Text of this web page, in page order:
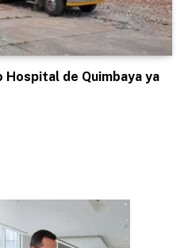
de Quimbaya ya